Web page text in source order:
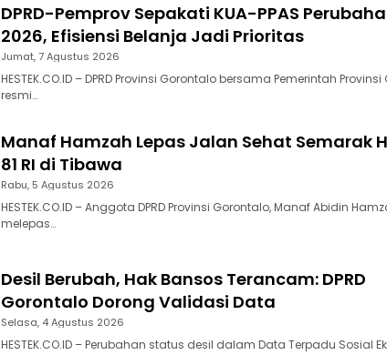
DPRD-Pemprov Sepakati KUA-PPAS
2026, Efisiensi Belanja Jadi Prioritas
Jumat, 7 Agustus 2026
HESTEK.CO.ID – DPRD Provinsi Gorontalo bersama Pemerintah
resmi…
Manaf Hamzah Lepas Jalan Sehat Semarak
81 RI di Tibawa
Rabu, 5 Agustus 2026
HESTEK.CO.ID – Anggota DPRD Provinsi Gorontalo, Manaf Abidin
melepas…
Desil Berubah, Hak Bansos Terancam: DPRD
Gorontalo Dorong Validasi Data
Selasa, 4 Agustus 2026
HESTEK.CO.ID – Perubahan status desil dalam Data Terpadu Sosial